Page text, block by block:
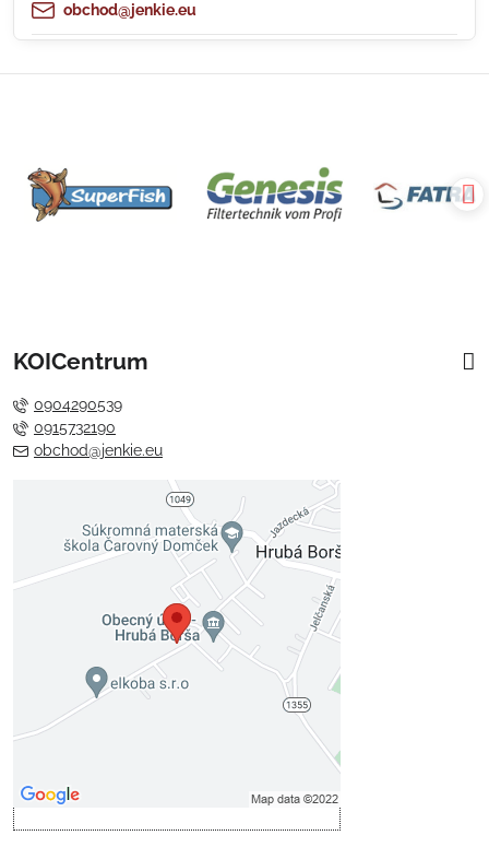
obchod@jenkie.eu
KOICentrum
0904290539
0915732190
obchod@jenkie.eu
Externý obsah je blokovaný
Voľbami súkromia
Prajete si načítať externý obsah?
Povoliť tentokrát
Povoliť a zapamätať - súhlas s